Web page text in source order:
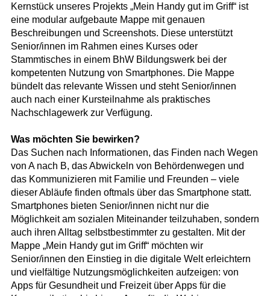
Kernstück unseres Projekts „Mein Handy gut im Griff“ ist
eine modular aufgebaute Mappe mit genauen
Beschreibungen und Screenshots. Diese unterstützt
Senior/innen im Rahmen eines Kurses oder
Stammtisches in einem BhW Bildungswerk bei der
kompetenten Nutzung von Smartphones. Die Mappe
bündelt das relevante Wissen und steht Senior/innen
auch nach einer Kursteilnahme als praktisches
Nachschlagewerk zur Verfügung.
Was möchten Sie bewirken?
Das Suchen nach Informationen, das Finden nach Wegen
von A nach B, das Abwickeln von Behördenwegen und
das Kommunizieren mit Familie und Freunden – viele
dieser Abläufe finden oftmals über das Smartphone statt.
Smartphones bieten Senior/innen nicht nur die
Möglichkeit am sozialen Miteinander teilzuhaben, sondern
auch ihren Alltag selbstbestimmter zu gestalten. Mit der
Mappe „Mein Handy gut im Griff“ möchten wir
Senior/innen den Einstieg in die digitale Welt erleichtern
und vielfältige Nutzungsmöglichkeiten aufzeigen: von
Apps für Gesundheit und Freizeit über Apps für die